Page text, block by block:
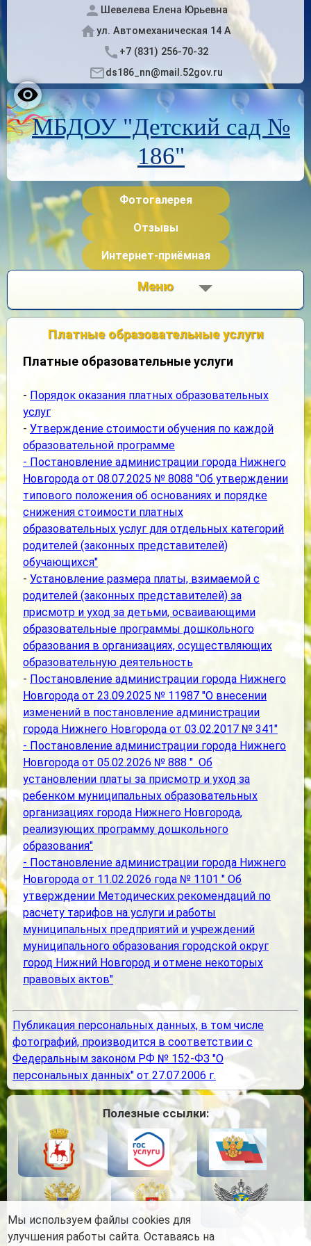
Шевелева Елена Юрьевна
ул. Автомеханическая 14 А
+7 (831) 256-70-32
ds186_nn@mail.52gov.ru
МБДОУ "Детский сад №
186"
Фотогалерея
Отзывы
Интернет-приёмная
Меню
Платные образовательные услуги
Платные образовательные услуги
- Порядок оказания платных образовательных
услуг
- Утверждение стоимости обучения по каждой
образовательной программе
- Постановление администрации города Нижнего
Новгорода от 08.07.2025 № 8088 "Об утверждении
типового положения об основаниях и порядке
снижения стоимости платных
образовательных услуг для отдельных категорий
родителей (законных представителей)
обучающихся"
- Установление размера платы, взимаемой с
родителей (законных представителей) за
присмотр и уход за детьми, осваивающими
образовательные программы дошкольного
образования в организациях, осуществляющих
образовательную деятельность
- Постановление администрации города Нижнего
Новгорода от 23.09.2025 № 11987 "О внесении
изменений в постановление администрации
города Нижнего Новгорода от 03.02.2017 № 341"
- Постановление администрации города Нижнего
Новгорода от 05.02.2026 № 888 " Об
установлении платы за присмотр и уход за
ребенком муниципальных образовательных
организациях города Нижнего Новгорода,
реализующих программу дошкольного
образования"
- Постановление администрации города Нижнего
Новгорода от 11.02.2026 года № 1101 " Об
утверждении Методических рекомендаций по
расчету тарифов на услуги и работы
муниципальных предприятий и учреждений
муниципального образования городской округ
город Нижний Новгород и отмене некоторых
правовых актов"
Публикация персональных данных, в том числе
фотографий, производится в соответствии с
Федеральным законом РФ № 152-ФЗ "О
персональных данных" от 27.07.2006 г.
Полезные ссылки:
Мы используем файлы cookies для
улучшения работы сайта. Оставаясь на